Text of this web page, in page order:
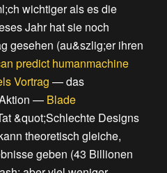
wichtiger als es die
Jahr hat sie noch
gesehen (au&szlig;er ihren
predict humanmachine
Vortrag —das
— Blade
&quot;Schlechte Designs
theoretisch gleiche,
geben (43 Billionen